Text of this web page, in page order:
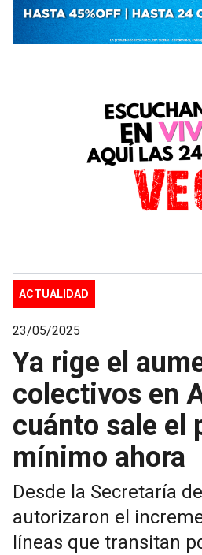
ACTUALIDAD
23/05/2025
Ya rige el
colectivos en
cuánto sale el
mínimo ahora
Desde la Secretaría
autorizaron el
líneas que transitan